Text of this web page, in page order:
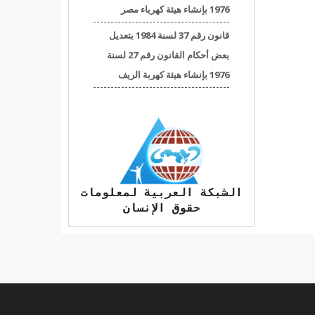
1976 بإنشاء هيئة كهرباء مصر
قانون رقم 37 لسنة 1984 بتعديل
بعض أحكام القانون رقم 27 لسنة
1976 بإنشاء هيئة كهربة الريف
الشبكة العربية لمعلومات
حقوق الإنسان